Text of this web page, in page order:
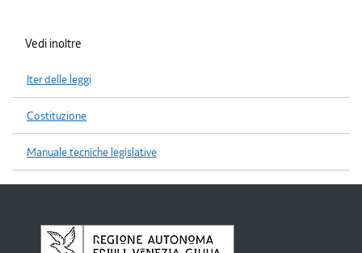
Vedi inoltre
Iter delle leggi
Costituzione
Manuale tecniche legislative